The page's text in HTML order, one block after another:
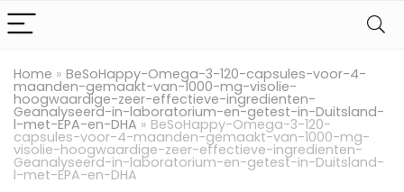
Home » BeSoHappy-Omega-3-120-capsules-voor-4-
maanden-gemaakt-van-1000-mg-visolie-
hoogwaardige-zeer-effectieve-ingredienten-
Geanalyseerd-in-laboratorium-en-getest-in-Duitsland-
l-met-EPA-en-DHA » BeSoHappy-Omega-3-120-
capsules-voor-4-maanden-gemaakt-van-1000-mg-
visolie-hoogwaardige-zeer-effectieve-ingredienten-
Geanalyseerd-in-laboratorium-en-getest-in-Duitsland-
l-met-EPA-en-DHA